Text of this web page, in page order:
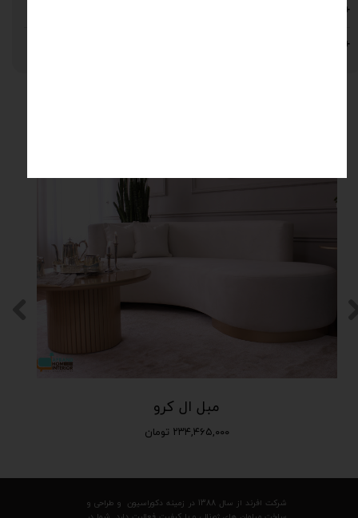
مبل ال کرو
۲۳۴,۴۶۵,۰۰۰ تومان
شرکت افرند از سال 1388 در زمینه دکوراسیون و طراحی و